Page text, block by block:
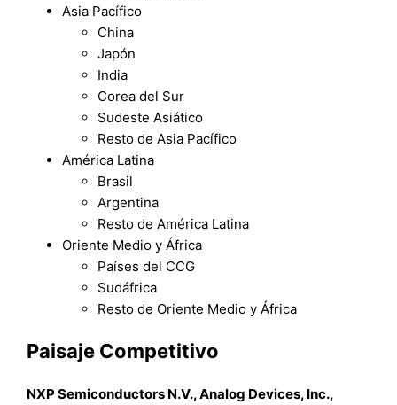
Asia Pacífico
China
Japón
India
Corea del Sur
Sudeste Asiático
Resto de Asia Pacífico
América Latina
Brasil
Argentina
Resto de América Latina
Oriente Medio y África
Países del CCG
Sudáfrica
Resto de Oriente Medio y África
Paisaje Competitivo
NXP Semiconductors N.V., Analog Devices, Inc.,